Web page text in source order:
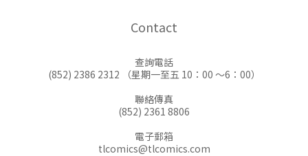
Contact
查詢電話
(852) 2386 2312 （星期一至五 10：00 ～6：00）
聯絡傳真
(852) 2361 8806
電子郵箱
tlcomics@tlcomics.com